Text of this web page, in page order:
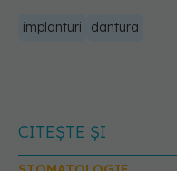
implanturi dantura
CITEȘTE ȘI